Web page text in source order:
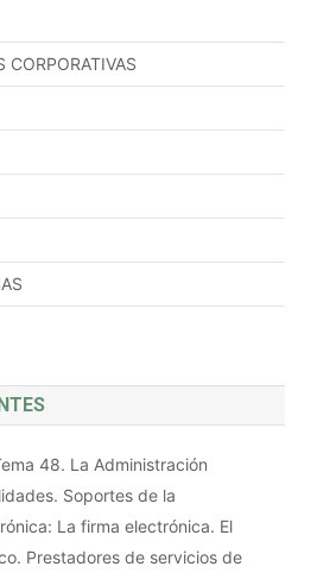
CORPORATIVAS
48. La Administración
Soportes de la
La firma electrónica. El
Prestadores de servicios de